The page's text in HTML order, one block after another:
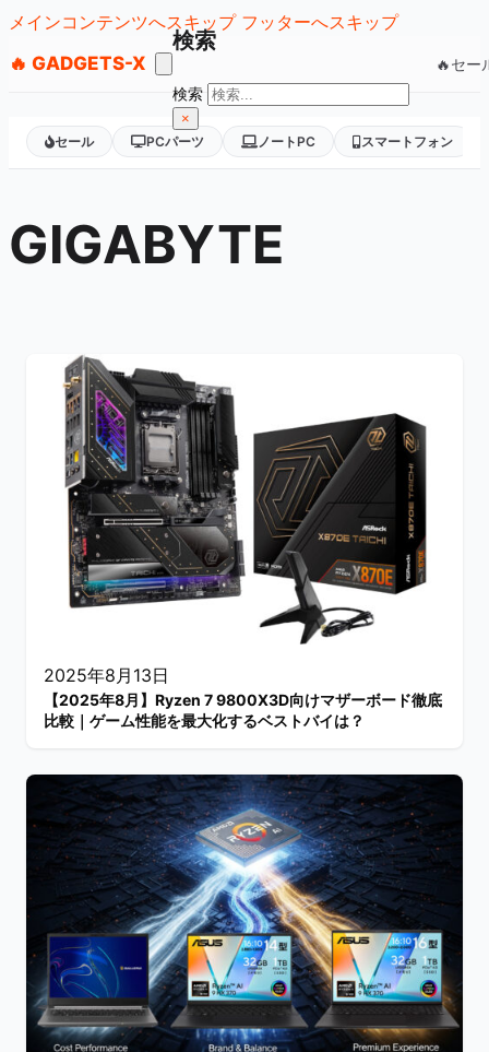
メインコンテンツへスキップ フッターへスキップ
🔥 GADGETS-X
🔥セー
検索
検索
×
セール
PCパーツ ノートPC スマートフォン
GIGABYTE
2025年8月13日
【2025年8月】Ryzen 7 9800X3D向けマザーボード徹底
比較｜ゲーム性能を最大化するベストバイは？